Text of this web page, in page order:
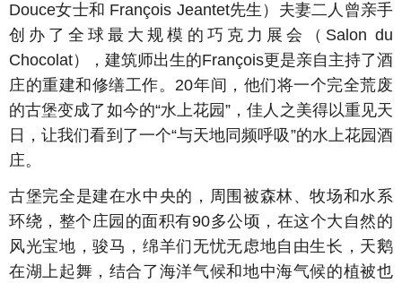
Douce女士和 François Jeantet先生）夫妻二人曾亲手
创办了全球最大规模的巧克力展会（Salon du
Chocolat），建筑师出生的François更是亲自主持了酒
庄的重建和修缮工作。20年间，他们将一个完全荒废
的古堡变成了如今的“水上花园”，佳人之美得以重见天
日，让我们看到了一个“与天地同频呼吸”的水上花园酒
庄。
古堡完全是建在水中央的，周围被森林、牧场和水系
环绕，整个庄园的面积有90多公顷，在这个大自然的
风光宝地，骏马，绵羊们无忧无虑地自由生长，天鹅
在湖上起舞，结合了海洋气候和地中海气候的植被也